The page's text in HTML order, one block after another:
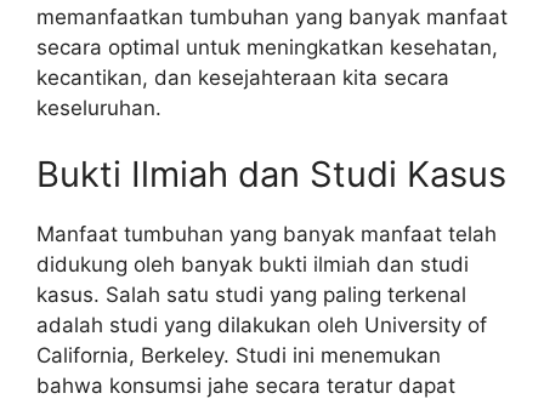
memanfaatkan tumbuhan yang banyak manfaat
secara optimal untuk meningkatkan kesehatan,
kecantikan, dan kesejahteraan kita secara
keseluruhan.
Bukti Ilmiah dan Studi Kasus
Manfaat tumbuhan yang banyak manfaat telah
didukung oleh banyak bukti ilmiah dan studi
kasus. Salah satu studi yang paling terkenal
adalah studi yang dilakukan oleh University of
California, Berkeley. Studi ini menemukan
bahwa konsumsi jahe secara teratur dapat